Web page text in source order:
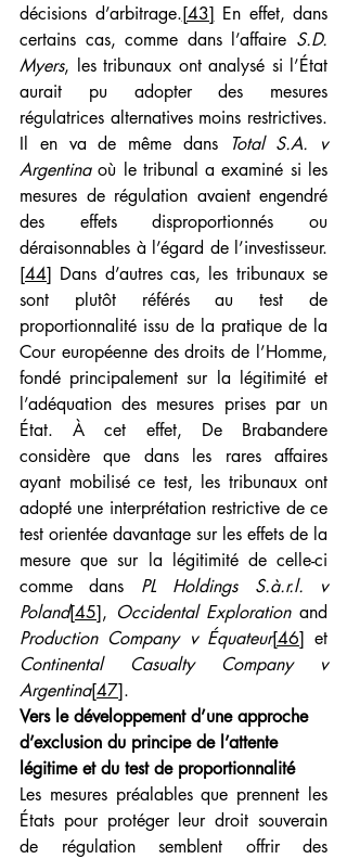
décisions d’arbitrage.[43] En effet, dans
certains cas, comme dans l’affaire S.D.
Myers, les tribunaux ont analysé si l’État
aurait pu adopter des mesures
régulatrices alternatives moins restrictives.
Il en va de même dans
Total S.A. v
Argentina où le tribunal a examiné si les
mesures de régulation avaient engendré
des effets disproportionnés ou
déraisonnables à l’égard de l’investisseur.
[44] Dans d’autres cas, les tribunaux se
sont plutôt référés au test de
proportionnalité issu de la pratique de la
Cour européenne des droits de l’Homme,
fondé principalement sur la légitimité et
l’adéquation des mesures prises par un
État. À cet effet, De Brabandere
considère que dans les rares affaires
ayant mobilisé ce test, les tribunaux ont
adopté une interprétation restrictive de ce
test orientée davantage sur les effets de la
mesure que sur la légitimité de celle-ci
comme dans PL Holdings S.à.r.l. v
Poland[45], Occidental Exploration
Production Company v Équateur[46]
Continental Casualty Company v
Argentina[47].
Vers le développement d’une approche
d’exclusion du principe de l’attente
légitime et du test de proportionnalité
Les mesures préalables que prennent les
États pour protéger leur droit souverain
de régulation semblent offrir des